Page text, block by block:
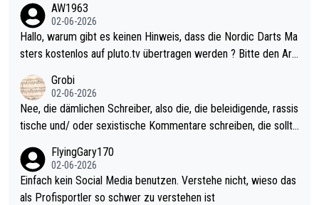
Allerdings ist Mitchell Lawrie als Nummer 1 der Welt eh qualifi
ziert. Somit ändert die automatische Qualifikation des Weltmei
sters erstmal nichts. Ich denke sie wollen damit für nächstes J
ohl wenig WDF Turniere spielen. Dies war bei Archie Self letzt
es Jahr der Fall. Er musste als amtierender Weltmeister durch
den Qualifier und ich glaube kaum, dass Mitchel sich das (in Ve
gas) antun würde, wenn er doch eigentlich die PDC-WM als Zi
el hat.
AW1963
02-06-2026
Hallo, warum gibt es keinen Hinweis, dass die Nordic Darts Ma
sters kostenlos auf pluto.tv übertragen werden ? Bitte den Arti
Grobi
02-06-2026
Nee, die dämlichen Schreiber, also die, die beleidigende, rassis
tische und/ oder sexistische Kommentare schreiben, die sollte
s Leben in den Griff kriegen. Nur eins wundert mich: Luke Little
r war doch neulich erst derjenige, der über Social Media GvV p
rovoziert hat. Und Littlers Mutter schießt öfters mal gegen Ric
FlyingGary170
02-06-2026
Einfach kein Social Media benutzen. Verstehe nicht, wieso das
als Profisportler so schwer zu verstehen ist